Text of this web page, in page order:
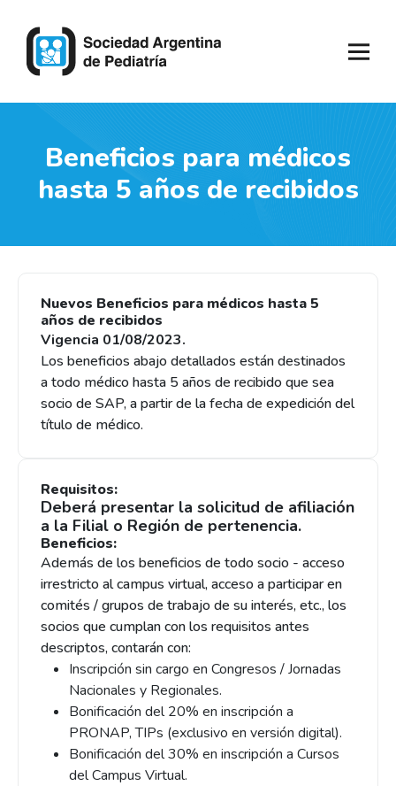
Beneficios para médicos
hasta 5 años de recibidos
Nuevos Beneficios para médicos hasta 5
años de recibidos
Vigencia 01/08/2023.
Los beneficios abajo detallados están destinados
a todo médico hasta 5 años de recibido que sea
socio de SAP, a partir de la fecha de expedición del
título de médico.
Requisitos:
Deberá presentar la solicitud de afiliación
a la Filial o Región de pertenencia.
Beneficios:
Además de los beneficios de todo socio - acceso
irrestricto al campus virtual, acceso a participar en
comités / grupos de trabajo de su interés, etc., los
socios que cumplan con los requisitos antes
descriptos, contarán con:
Inscripción sin cargo en Congresos / Jornadas
Nacionales y Regionales.
Bonificación del 20% en inscripción a
PRONAP, TIPs (exclusivo en versión digital).
Bonificación del 30% en inscripción a Cursos
del Campus Virtual.